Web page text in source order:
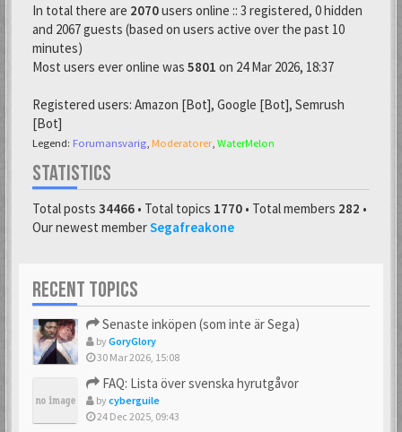
In total there are 2070users online :: 3 registered, 0 hidden
and 2067 guests (based on users active over the past 10
minutes)
Most users ever online was 5801 on 24 Mar 2026, 18:37
Registered users: Amazon [Bot], Google [Bot], Semrush
[Bot]
Legend: Forumansvarig Moderatorer, WaterMelon
STATISTICS
Total posts 34466 • Total topics 1770 • Total members 282 •
Our newest memberSegafreakone
RECENT TOPICS
Senaste inköpen (som inte är Sega)
byGoryGlory
30 Mar 2026, 15:08
FAQ: Lista över svenska hyrutgåvor
bycyberguile
24 Dec 2025, 09:43